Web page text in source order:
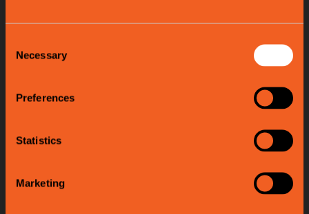
Selection
Necessary
Preferences
Statistics
Marketing